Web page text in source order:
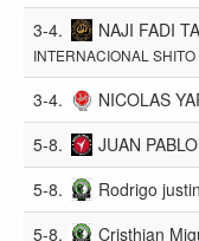
3-4. NAJI FADI
INTERNACIONAL SHITO
3-4. NICOLAS
5-8. JUAN
5-8. Rodrigo
5-8. Cristhian